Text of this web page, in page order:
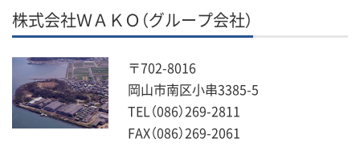
株式会社ＷＡＫＯ（グループ会社）
〒702-8016
岡山市南区小串3385-5
TEL（086）269-2811
FAX（086）269-2061